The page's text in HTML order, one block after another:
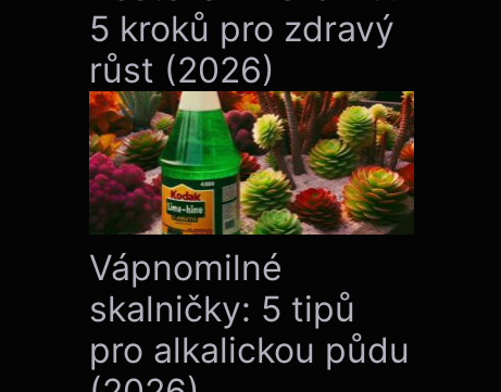
5 kroků pro zdravý
růst (2026)
Vápnomilné
skalničky: 5 tipů
pro alkalickou půdu